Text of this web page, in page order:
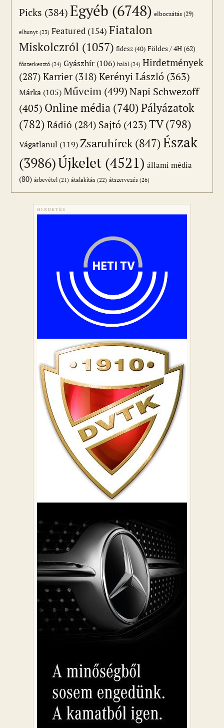
Picks (384)Egyéb (6748) elbocsátás (29)
elhunyt (23) Featured (154) Fiatalon
Miskolczról (1057) fidesz(40) Földes / 4H(62)
főszerkesztő (24) Gyászhír (106) halál (24) Hirdetmények
(287) Karrier(318) Kerényi László (363)
Márka (105) Műveim (499)Napi Schwezoff
(405) Online média (740)Pályázatok
(782) Rádió (284) Sajtó (423)TV(798)
Vágatlanul (119) Zsaruhírek (847)Észak
(3986)Újkelet (4521) állami média
(80) árbevétel (21) átalakítás (22) átszervezés (26)
HIRDETÉS